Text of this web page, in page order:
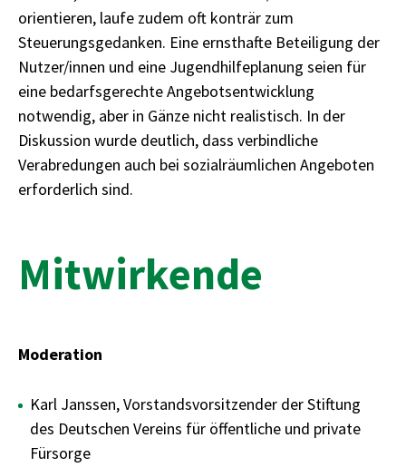
orientieren, laufe zudem oft konträr zum
Steuerungsgedanken. Eine ernsthafte Beteiligung der
Nutzer/innen und eine Jugendhilfeplanung seien für
eine bedarfsgerechte Angebotsentwicklung
notwendig, aber in Gänze nicht realistisch. In der
Diskussion wurde deutlich, dass verbindliche
Verabredungen auch bei sozialräumlichen Angeboten
erforderlich sind.
Mitwirkende
Moderation
Karl Janssen, Vorstandsvorsitzender der Stiftung
des Deutschen Vereins für öffentliche und private
Fürsorge